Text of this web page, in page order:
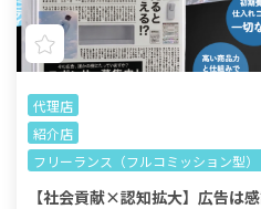
代理店
紹介店
フリーランス（フルコミッション型）
【社会貢献×認知拡大】広告は